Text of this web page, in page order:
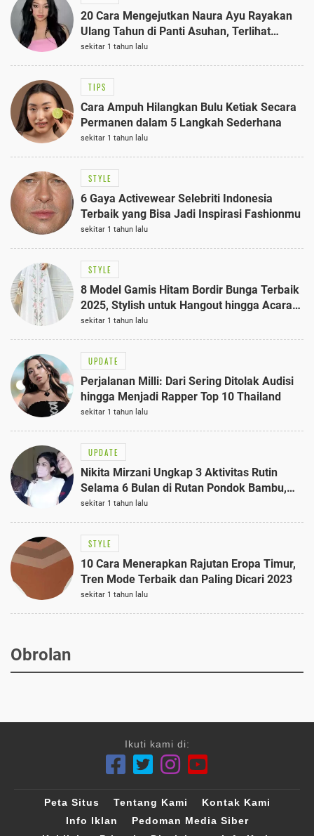
20 Cara Mengejutkan Naura Ayu Rayakan
Ulang Tahun di Panti Asuhan, Terlihat
Anggun dengan Kaftan Cokelat
sekitar 1 tahun lalu
TIPS
Cara Ampuh Hilangkan Bulu Ketiak Secara
Permanen dalam 5 Langkah Sederhana
sekitar 1 tahun lalu
STYLE
6 Gaya Activewear Selebriti Indonesia
Terbaik yang Bisa Jadi Inspirasi Fashionmu
sekitar 1 tahun lalu
STYLE
8 Model Gamis Hitam Bordir Bunga Terbaik
2025, Stylish untuk Hangout hingga Acara
Semi-Formal
sekitar 1 tahun lalu
UPDATE
Perjalanan Milli: Dari Sering Ditolak Audisi
hingga Menjadi Rapper Top 10 Thailand
sekitar 1 tahun lalu
UPDATE
Nikita Mirzani Ungkap 3 Aktivitas Rutin
Selama 6 Bulan di Rutan Pondok Bambu,
Terungkap!
sekitar 1 tahun lalu
STYLE
10 Cara Menerapkan Rajutan Eropa Timur,
Tren Mode Terbaik dan Paling Dicari 2023
sekitar 1 tahun lalu
Obrolan
Ikuti kami di:
Peta Situs Tentang Kami
Kontak Kami
Info Iklan
Pedoman Media Siber